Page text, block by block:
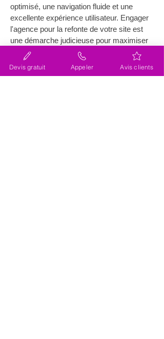
optimisé, une navigation fluide et une
excellente expérience utilisateur. Engager
l'agence pour la refonte de votre site est
une démarche judicieuse pour maximiser
l'impact visuel et fonctionnel de votre
présence en ligne
**(En savoir plus sur
Lacky)**.
Devis gratuit Appeler Avis clients